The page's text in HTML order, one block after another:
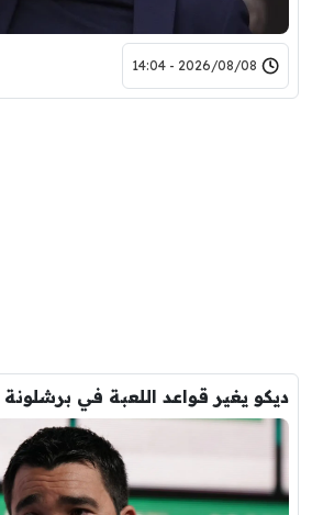
2026/08/08 - 14:04
ديكو يغير قواعد اللعبة في برشلونة